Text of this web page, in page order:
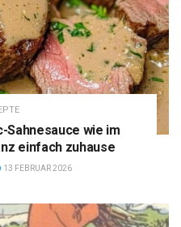
Sahnesauce wie im
einfach zuhause
13 FEBRUAR 2026